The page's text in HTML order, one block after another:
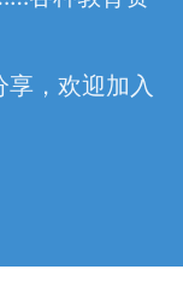
，欢迎加入